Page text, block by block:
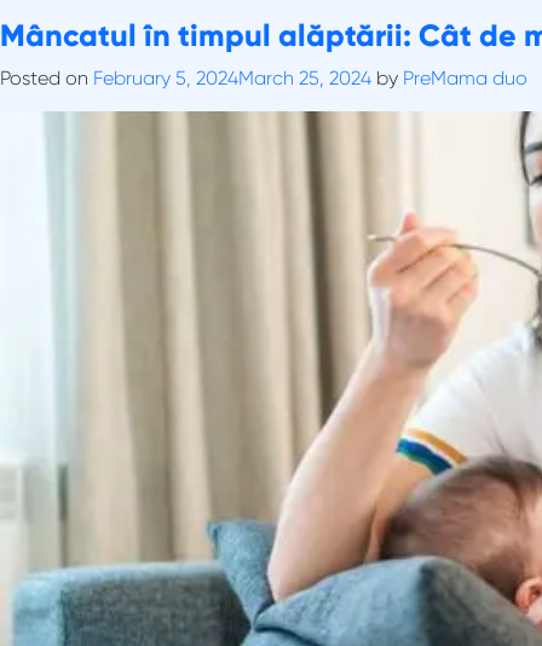
to
content
Tag:Dieta restrictiva alaptare
Mâncatul în timpul alăptării: Cât de
Posted on February 5, 2024March 25, 2024 by PreMama duo